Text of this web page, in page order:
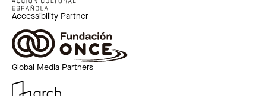
Accessibility Partner
Global Media Partners